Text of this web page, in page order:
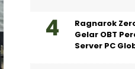
Ragnarok
Gelar OBT
Server PC